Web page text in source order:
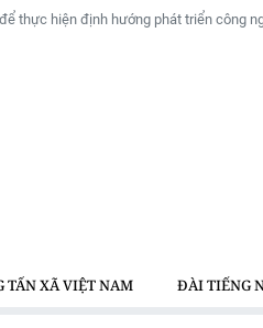
thực hiện định hướng phát triển công
TẤN XÃ VIỆT NAM ĐÀI TIẾNG